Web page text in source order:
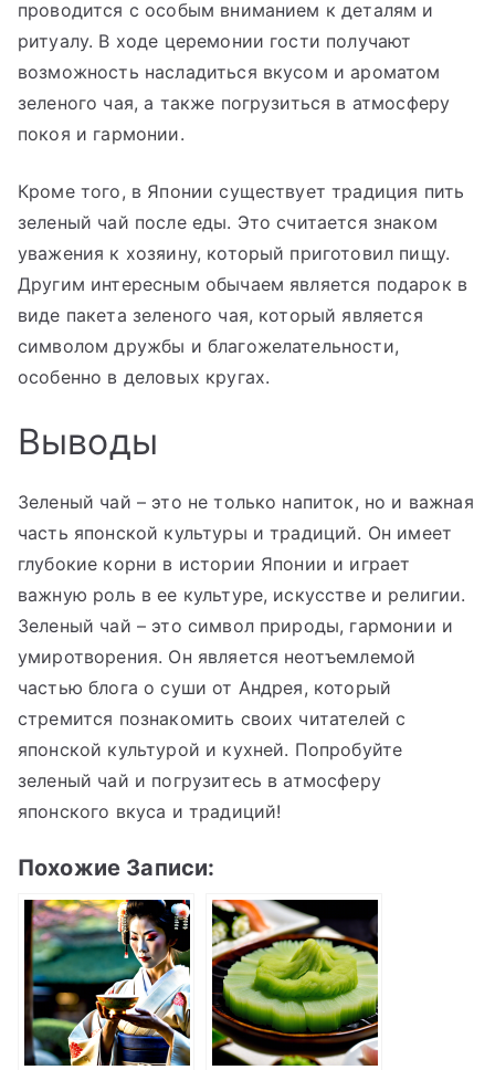
проводится с особым вниманием к деталям и
ритуалу. В ходе церемонии гости получают
возможность насладиться вкусом и ароматом
зеленого чая, а также погрузиться в атмосферу
покоя и гармонии.
Кроме того, в Японии существует традиция пить
зеленый чай после еды. Это считается знаком
уважения к хозяину, который приготовил пищу.
Другим интересным обычаем является подарок в
виде пакета зеленого чая, который является
символом дружбы и благожелательности,
особенно в деловых кругах.
Выводы
Зеленый чай – это не только напиток, но и важная
часть японской культуры и традиций. Он имеет
глубокие корни в истории Японии и играет
важную роль в ее культуре, искусстве и религии.
Зеленый чай – это символ природы, гармонии и
умиротворения. Он является неотъемлемой
частью блога о суши от Андрея, который
стремится познакомить своих читателей с
японской культурой и кухней. Попробуйте
зеленый чай и погрузитесь в атмосферу
японского вкуса и традиций!
Похожие Записи: